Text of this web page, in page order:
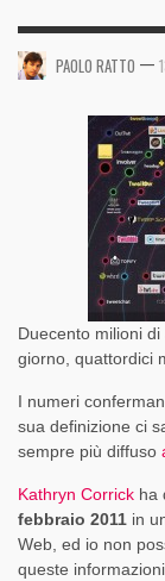
PAOLO RATTO —
Duecento milioni
giorno, quattordici
I numeri
sua definizione ci
sempre più diffuso
Kathryn Corrick ha
febbraio 2011 in
Web, ed io non
queste